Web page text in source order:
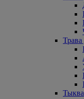
Тыква